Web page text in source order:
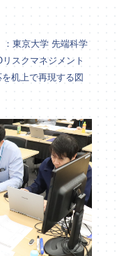
東京大学 先端科学
スクマネジメント
机上で再現する図